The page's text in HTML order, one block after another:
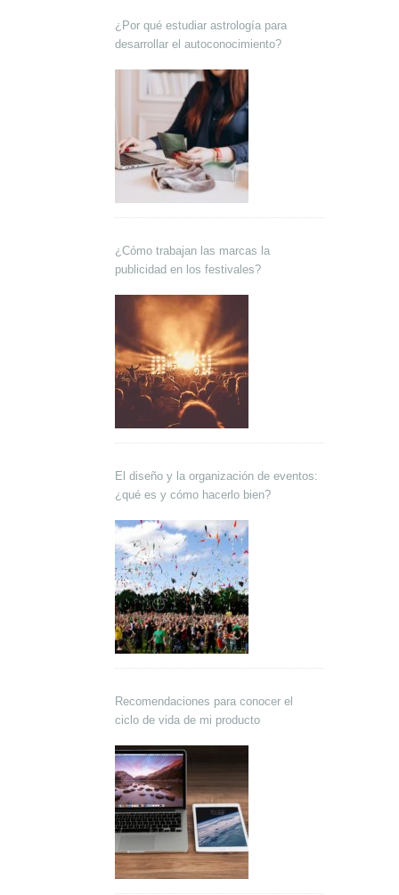
¿Por qué estudiar astrología para
desarrollar el autoconocimiento?
¿Cómo trabajan las marcas la
publicidad en los festivales?
El diseño y la organización de eventos:
¿qué es y cómo hacerlo bien?
Recomendaciones para conocer el
ciclo de vida de mi producto